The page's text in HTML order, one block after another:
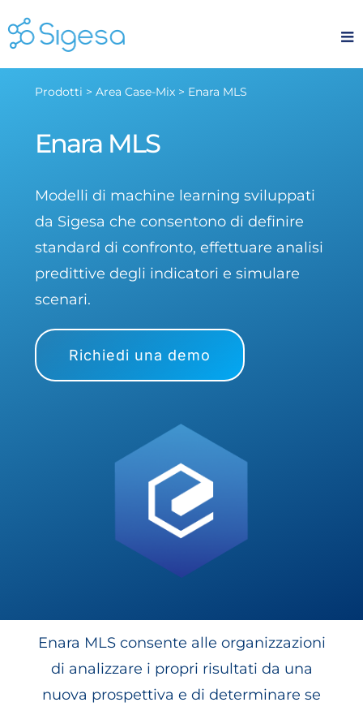
to
content
Prodotti > Area Case-Mix > Enara MLS
Enara MLS
Modelli di machine learning sviluppati
da Sigesa che consentono di definire
standard di confronto, effettuare analisi
predittive degli indicatori e simulare
scenari.
Richiedi una demo
Enara MLS consente alle organizzazioni
di analizzare i propri risultati da una
nuova prospettiva e di determinare se